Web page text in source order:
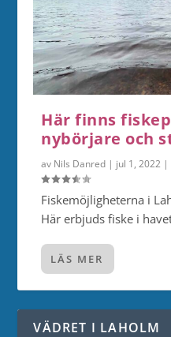
Här finns
nybörjare och
av Nils Danred | jul 1, 2022 |
Fiskemöjligheterna i
Här erbjuds fiske i
LÄS MER
VÄDRET I LAHOLM